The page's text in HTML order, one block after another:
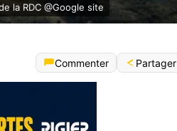
la RDC @Google site
Commenter Partager